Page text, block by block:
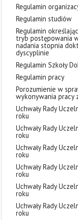
Regulamin
Regulamin studiów
Regulamin
tryb postępowania
nadania stopnia
dyscyplinie
Regulamin Szkoły
Regulamin pracy
Porozumienie w
wykonywania pracy
Uchwały Rady
roku
Uchwały Rady
roku
Uchwały Rady
roku
Uchwały Rady
roku
Uchwały Rady
roku
Uchwały Rady
roku